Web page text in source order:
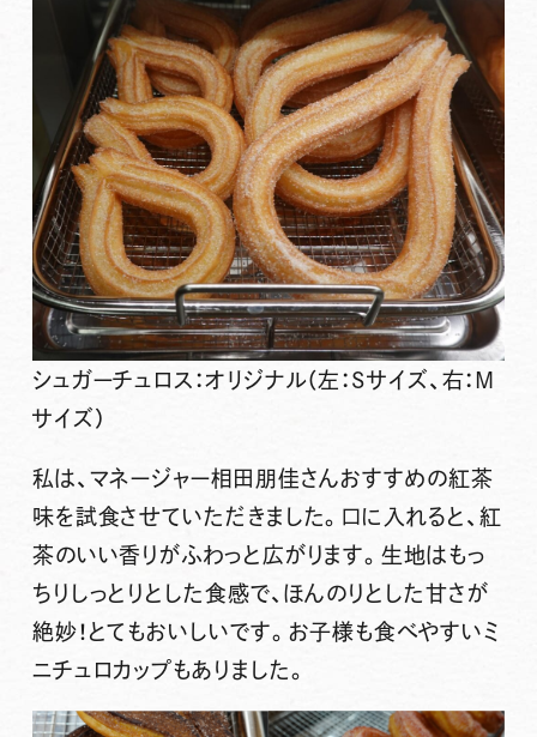
シュガーチュロス：オリジナル（左：Sサイズ、右：M
サイズ）
私は、マネージャー相田朋佳さんおすすめの紅茶
味を試食させていただきました。口に入れると、紅
茶のいい香りがふわっと広がります。生地はもっ
ちりしっとり とした食感で、ほんのりとした甘さが
絶妙！とてもおいしいです。お子様も食べやすいミ
ニチュロカップもありました。